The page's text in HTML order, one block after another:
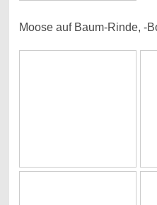
Moose auf Baum-Rinde, -